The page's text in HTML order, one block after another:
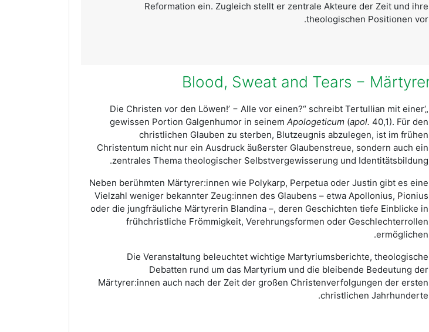
Reformation ein. Zugleich stellt er zentrale Akteure der Zeit und ihre
theologischen Positionen vor.
„‘Die Christen vor den Löwen!’ − Alle vor einen?“ schreibt Tertullian mit einer
gewissen Portion Galgenhumor in seinem Apologeticum (apol. 40,1). Für den
christlichen Glauben zu sterben, Blutzeugnis abzulegen, ist im frühen
Christentum nicht nur ein Ausdruck äußerster Glaubenstreue, sondern auch ein
zentrales Thema theologischer Selbstvergewisserung und Identitätsbildung.
Neben berühmten Märtyrer:innen wie Polykarp, Perpetua oder Justin gibt es eine
Vielzahl weniger bekannter Zeug:innen des Glaubens – etwa Apollonius, Pionius
oder die jungfräuliche Märtyrerin Blandina –, deren Geschichten tiefe Einblicke in
frühchristliche Frömmigkeit, Verehrungsformen oder Geschlechterrollen
ermöglichen.
Die Veranstaltung beleuchtet wichtige Martyriumsberichte, theologische
Debatten rund um das Martyrium und die bleibende Bedeutung der
Märtyrer:innen auch nach der Zeit der großen Christenverfolgungen der ersten
christlichen Jahrhunderte.